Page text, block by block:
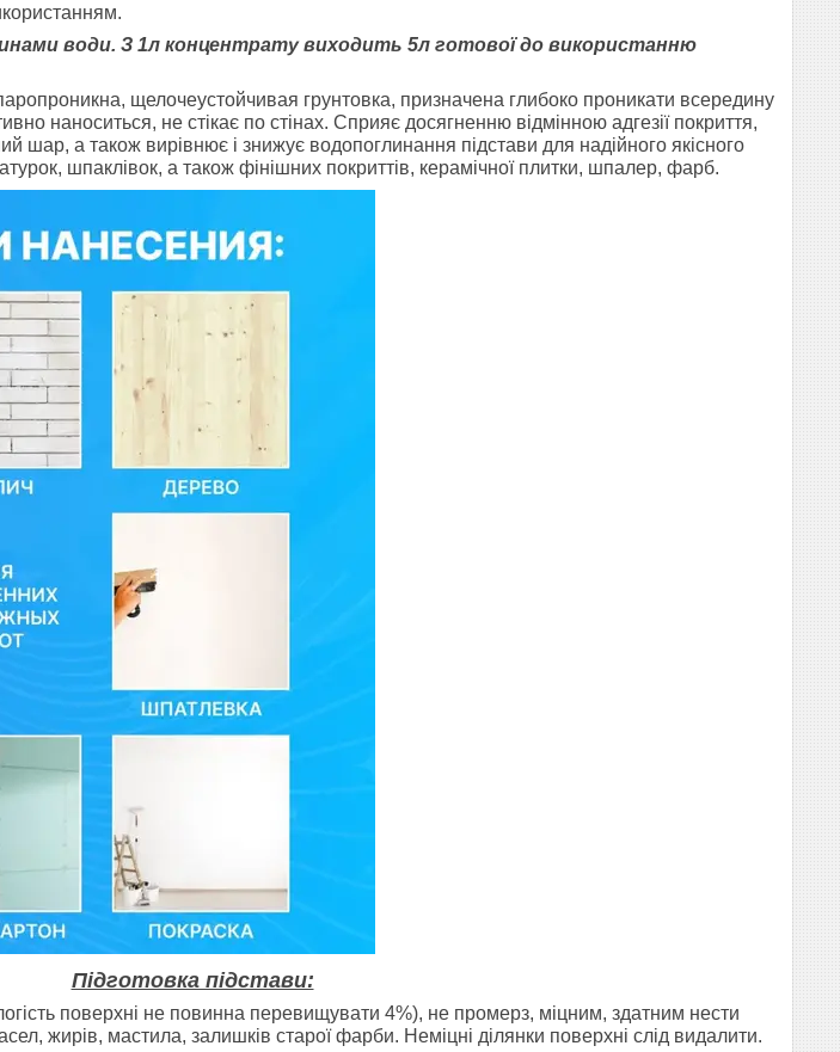
води. З 1л концентрату виходить 5л готової до використанню
щелочеустойчивая грунтовка, призначена глибоко проникати всередину
наноситься, не стікає по стінах. Сприяє досягненню відмінною адгезії покриття,
шар, а також вирівнює і знижує водопоглинання підстави для надійного якісного
шпаклівок, а також фінішних покриттів, керамічної плитки, шпалер, фарб.
Підготовка підстави:
поверхні не повинна перевищувати 4%), не промерз, міцним, здатним нести
жирів, мастила, залишків старої фарби. Неміцні ділянки поверхні слід видалити.